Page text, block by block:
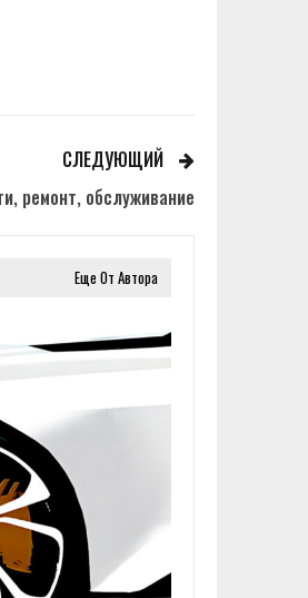
СЛЕДУЮЩИЙ
ремонт, обслуживание
Еще От Автора